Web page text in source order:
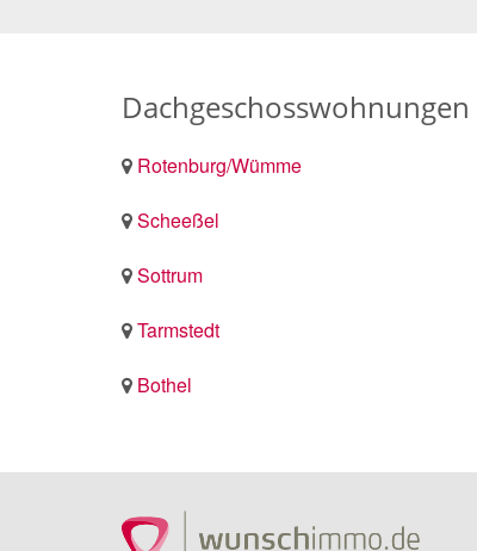
Rotenburg/Wümme
Scheeßel
Sottrum
Tarmstedt
Bothel